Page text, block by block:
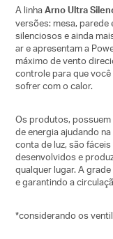
A linhaArno Ultra
versões: mesa,
silenciosos e ainda
ar e apresentam a
máximo de vento
controle para que
sofrer com o calor.
Os produtos,
de energia ajudando
conta de luz, são
desenvolvidos e
qualquer lugar. A
e garantindo a
*considerando os